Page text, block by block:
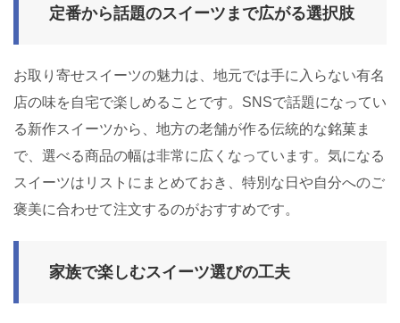
定番から話題のスイーツまで広がる選択肢
お取り寄せスイーツの魅力は、地元では手に入らない有名
店の味を自宅で楽しめることです。SNSで話題になってい
る新作スイーツから、地方の老舗が作る伝統的な銘菓ま
で、選べる商品の幅は非常に広くなっています。気になる
スイーツはリストにまとめておき、特別な日や自分へのご
褒美に合わせて注文するのがおすすめです。
家族で楽しむスイーツ選びの工夫